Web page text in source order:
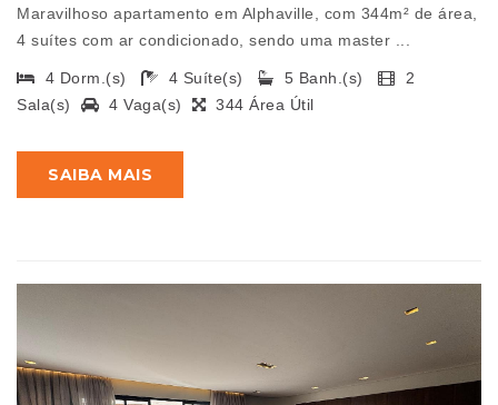
Maravilhoso apartamento em Alphaville, com 344m² de área,
4 suítes com ar condicionado, sendo uma master ...
4 Dorm.(s) 4 Suíte(s) 5 Banh.(s)
2
Sala(s)
4 Vaga(s) 344 Área Útil
SAIBA MAIS